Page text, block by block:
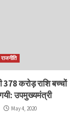
राजनीति
378 करोड़ राशि बच्चों
उपमुख्यमंत्री
May 4, 2020